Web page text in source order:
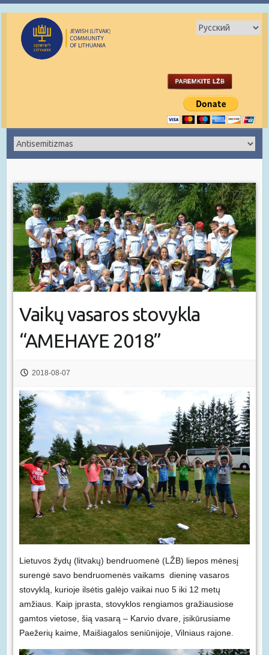
Vaikų vasaros stovykla
“AMEHAYE 2018”
2018-08-07
Lietuvos žydų (litvakų) bendruomenė (LŽB) liepos mėnesį
surengė savo bendruomenės vaikams dieninę vasaros
stovyklą, kurioje ilsėtis galėjo vaikai nuo 5 iki 12 metų
amžiaus. Kaip įprasta, stovyklos rengiamos gražiausiose
gamtos vietose, šią vasarą – Karvio dvare, įsikūrusiame
Paežerių kaime, Maišiagalos seniūnijoje, Vilniaus rajone.